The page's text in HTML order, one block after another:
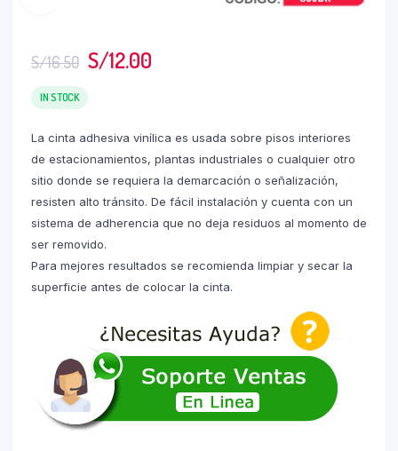
S/16.50 S/12.00
IN STOCK
La cinta adhesiva vinílica es usada sobre pisos interiores
de estacionamientos, plantas industriales o cualquier otro
sitio donde se requiera la demarcación o señalización,
resisten alto tránsito. De fácil instalación y cuenta con un
sistema de adherencia que no deja residuos al momento de
ser removido.
Para mejores resultados se recomienda limpiar y secar la
superficie antes de colocar la cinta.